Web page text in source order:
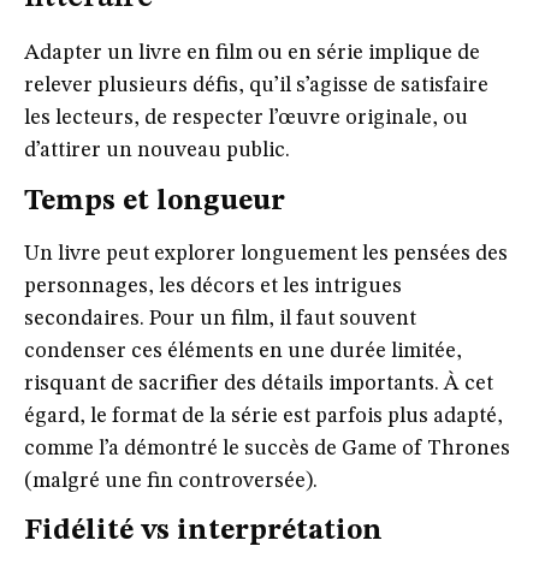
Adapter un livre en film ou en série implique de
relever plusieurs défis, qu’il s’agisse de satisfaire
les lecteurs, de respecter l’œuvre originale, ou
d’attirer un nouveau public.
Temps et longueur
Un livre peut explorer longuement les pensées des
personnages, les décors et les intrigues
secondaires. Pour un film, il faut souvent
condenser ces éléments en une durée limitée,
risquant de sacrifier des détails importants. À cet
égard, le format de la série est parfois plus adapté,
comme l’a démontré le succès de Game of Thrones
(malgré une fin controversée).
Fidélité vs interprétation